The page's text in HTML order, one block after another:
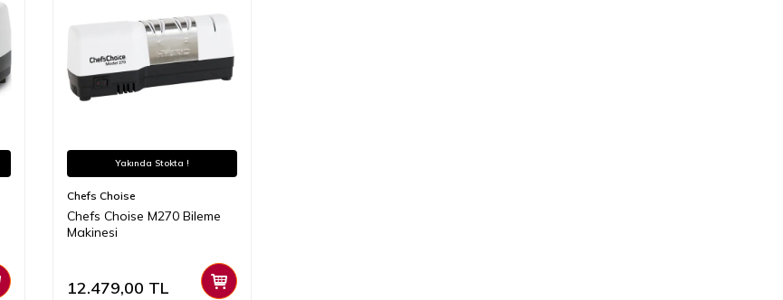
Yakında Stokta !
Chefs Choise
Chefs Choise M270 Bileme
Makinesi
12.479,00 TL